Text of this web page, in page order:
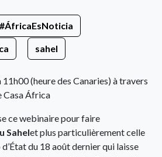
#ÁfricaEsNoticia
sahel
(heure des Canaries) à travers
Casa África
ce webinaire pour faire
Sahelet plus particulièrement celle
du 18 août dernier qui laisse